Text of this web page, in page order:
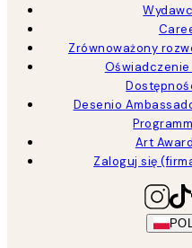
Zrównoważony
Oświadczenie
Desenio
Art
Zaloguj się
POL